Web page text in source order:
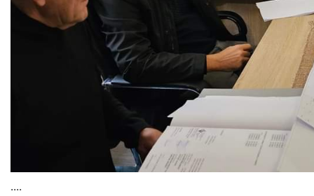
....